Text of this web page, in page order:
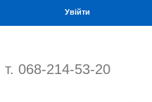
Увійти
т. 068-214-53-20